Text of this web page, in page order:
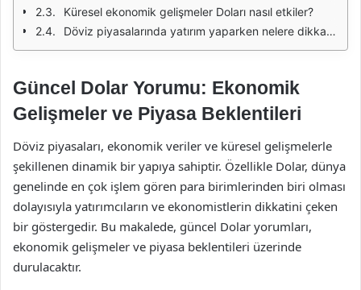
Küresel ekonomik gelişmeler Doları nasıl etkiler?
Döviz piyasalarında yatırım yaparken nelere dikkat etmeliyim?
Güncel Dolar Yorumu: Ekonomik
Gelişmeler ve Piyasa Beklentileri
Döviz piyasaları, ekonomik veriler ve küresel gelişmelerle
şekillenen dinamik bir yapıya sahiptir. Özellikle Dolar, dünya
genelinde en çok işlem gören para birimlerinden biri olması
dolayısıyla yatırımcıların ve ekonomistlerin dikkatini çeken
bir göstergedir. Bu makalede, güncel Dolar yorumları,
ekonomik gelişmeler ve piyasa beklentileri üzerinde
durulacaktır.